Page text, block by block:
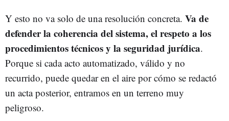
Y esto no va solo de una resolución concreta. Va de
defender la coherencia del sistema, el respeto a los
procedimientos técnicos y la seguridad jurídica.
Porque si cada acto automatizado, válido y no
recurrido, puede quedar en el aire por cómo se redactó
un acta posterior, entramos en un terreno muy
peligroso.